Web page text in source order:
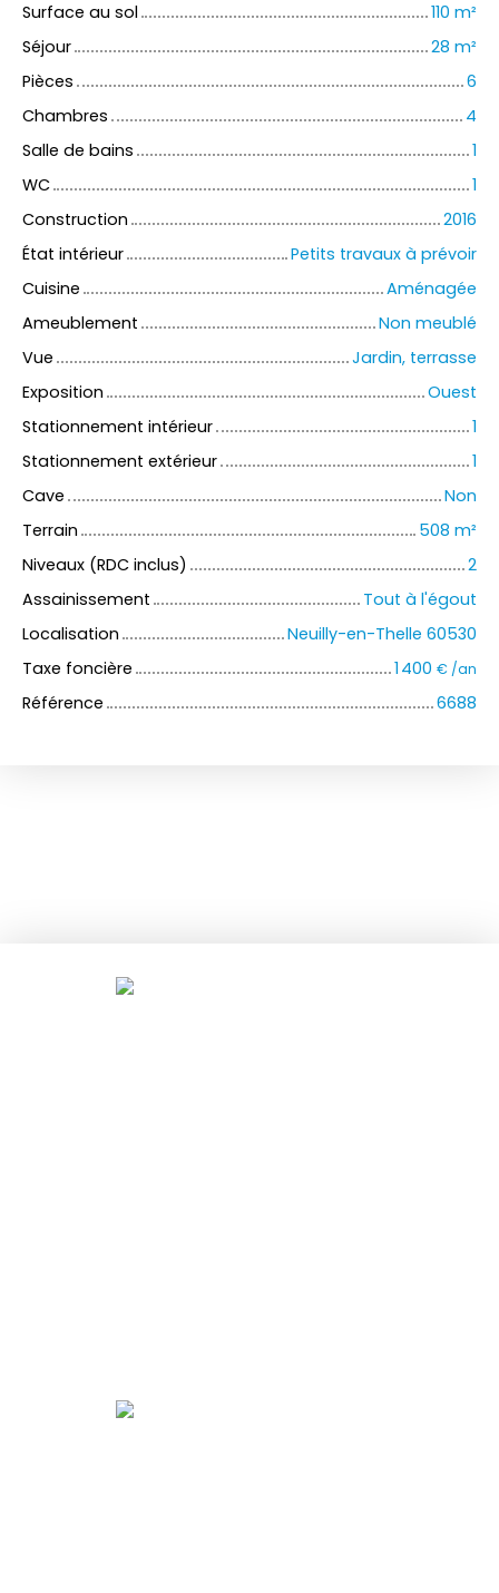
Surface au sol
110 m²
Séjour
28 m²
Pièces
6
Chambres
4
Salle de bains
1
WC
1
Construction
2016
État intérieur
Petits travaux à prévoir
Cuisine
Aménagée
Ameublement
Non meublé
Vue
Jardin, terrasse
Exposition
Ouest
Stationnement intérieur
1
Stationnement extérieur
1
Cave
Non
Terrain
508 m²
Niveaux (RDC inclus)
2
Assainissement
Tout à l'égout
Localisation
Neuilly-en-Thelle 60530
Taxe foncière
1 400 € /an
Référence 6688